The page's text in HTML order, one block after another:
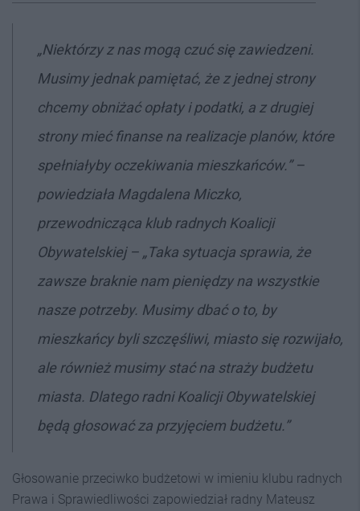
„Niektórzy z nas mogą czuć się zawiedzeni.
Musimy jednak pamiętać, że z jednej strony
chcemy obniżać opłaty i podatki, a z drugiej
strony mieć finanse na realizacje planów, które
spełniałyby oczekiwania mieszkańców.” –
powiedziała Magdalena Miczko,
przewodnicząca klub radnych Koalicji
Obywatelskiej – „Taka sytuacja sprawia, że
zawsze braknie nam pieniędzy na wszystkie
nasze potrzeby. Musimy dbać o to, by
mieszkańcy byli szczęśliwi, miasto się rozwijało,
ale również musimy stać na straży budżetu
miasta. Dlatego radni Koalicji Obywatelskiej
będą głosować za przyjęciem budżetu.”
Głosowanie przeciwko budżetowi w imieniu klubu radnych
Prawa i Sprawiedliwości zapowiedział radny Mateusz